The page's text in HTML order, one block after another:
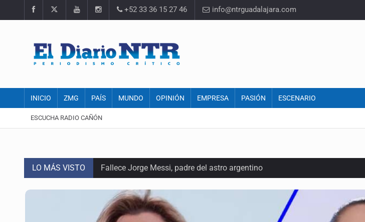
+52 33 36 15 27 46 info@ntrguadalajara.com
INICIO ZMG PAÍS MUNDO OPINIÓN EMPRESA PASIÓN ESCENARIO
ESCUCHA RADIO CAÑÓN
LO MÁS VISTO Fallece Jorge Messi, padre del astro argentino
EU reanudará este sábado inspecciones de aguacate en Michoacán
México vence a Canadá, pasa a la final y obtiene el boleto a los Juegos